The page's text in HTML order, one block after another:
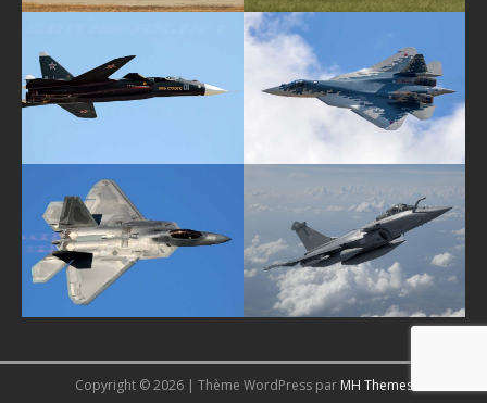
Copyright © 2026 | Thème WordPress par MH Themes